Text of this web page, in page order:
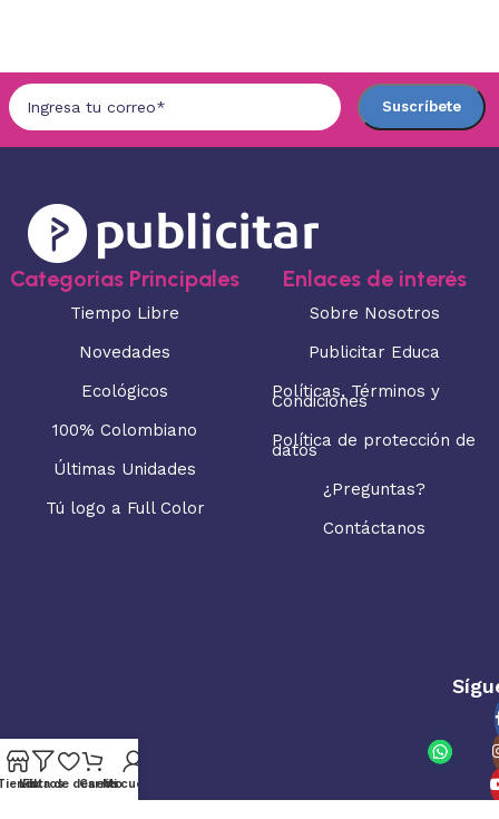
Categorias Principales
Tiempo Libre
Novedades
Ecológicos
100% Colombiano
Últimas Unidades
Tú logo a Full Color
Enlaces de interés
Sobre Nosotros
Publicitar Educa
Políticas, Términos y
Condiciones
Política de protección de
datos
¿Preguntas?
Contáctanos
Filtros
Lista de deseos
CarritoMi cuenta